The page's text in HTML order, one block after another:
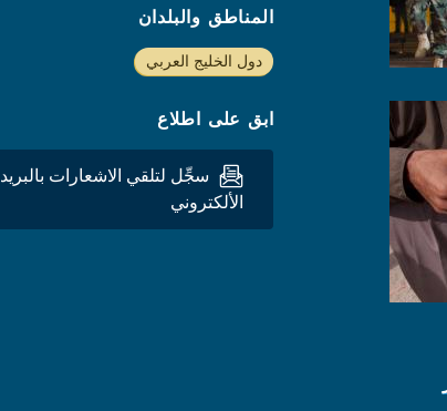
المناطق والبلدان
دول الخليج العربي
ابق على اطلاع
سجِّل لتلقي الاشعارات بالبريد
الألكتروني